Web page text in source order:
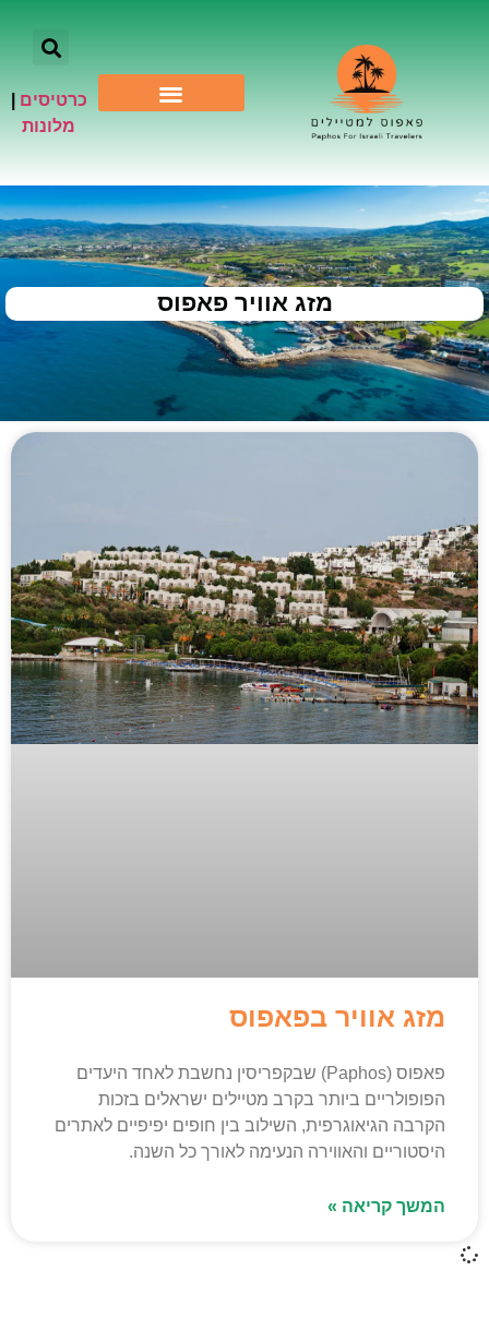
כרטיסים
מלונות
מזג אוויר פאפוס
מזג אוויר בפאפוס
פאפוס (Paphos) שבקפריסין נחשבת לאחד היעדים
הפופולריים ביותר בקרב מטיילים ישראלים בזכות
הקרבה הגיאוגרפית, השילוב בין חופים יפיפיים לאתרים
היסטוריים והאווירה הנעימה לאורך כל השנה.
המשך קריאה »